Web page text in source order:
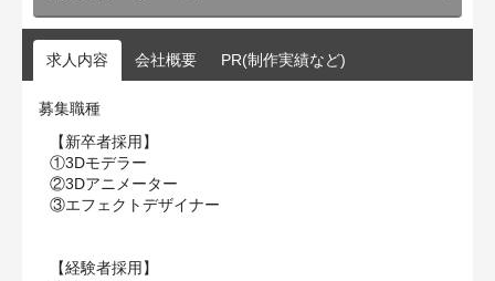
求人内容 会社概要 PR(制作実績など)
募集職種
【新卒者採用】
①3Dモデラー
②3Dアニメーター
③エフェクトデザイナー
【経験者採用】